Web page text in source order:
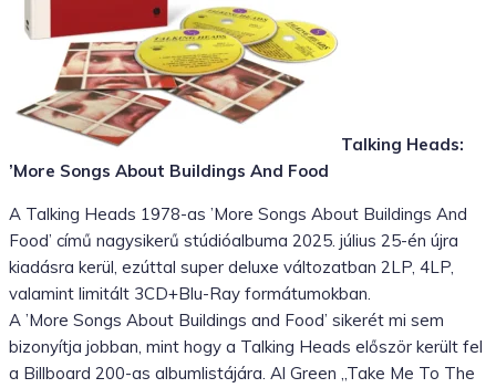
Talking Heads:
’More Songs About Buildings And Food
A Talking Heads 1978-as ’More Songs About Buildings And
Food’ című nagysikerű stúdióalbuma 2025. július 25-én újra
kiadásra kerül, ezúttal super deluxe változatban 2LP, 4LP,
valamint limitált 3CD+Blu-Ray formátumokban.
A ’More Songs About Buildings and Food’ sikerét mi sem
bizonyítja jobban, mint hogy a Talking Heads először került fel
a Billboard 200-as albumlistájára. Al Green „Take Me To The